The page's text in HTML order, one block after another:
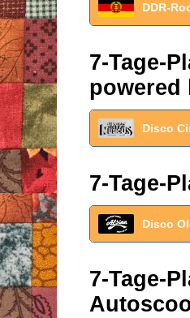
DDR-
7-Tage-
powered
Disco
7-Tage-
Disco
7-Tage-